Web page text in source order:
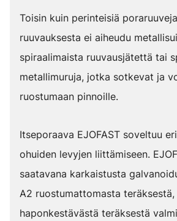
Toisin kuin perinteisiä
ruuvauksesta ei aiheudu
spiraalimaista ruuvausjätettä tai
metallimuruja, jotka sotkevat ja
ruostumaan pinnoille.
Itseporaava EJOFAST soveltuu
ohuiden levyjen liittämiseen.
saatavana karkaistusta
A2 ruostumattomasta teräksestä,
haponkestävästä teräksestä